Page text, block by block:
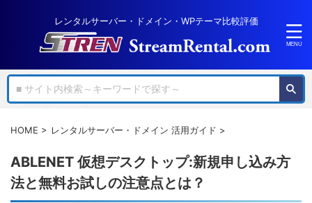
レンタルサーバー・ドメイン・WPテーマ比較評価
HOME > レンタルサーバー・ドメイン 活用ガイド >
ABLENET 仮想デスクトップ:新規申し込み方
法と無料お試しの注意点とは？